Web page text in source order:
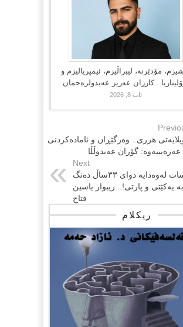
مۆدێرنە، لیبراڵیزم، ئیمپریالیزم و
کارزان عەزیز عەبدولرەحمان
ئاب 8, 2026
هزری.. وەرگێڕان و ئامادەکردنی
عەرەبییەوە: گۆران عەبدوڵڵا
Next
كارەسات لەوەدایە دوای ٣٣ساڵ دەنگ
یەكێتی و پارتی!.. ريبوار ياسين
فتاح
ریکلام